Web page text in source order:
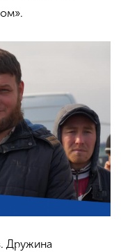
Дружина